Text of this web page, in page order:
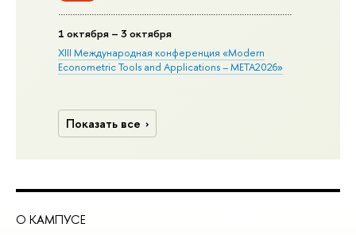
1 октября – 3 октября
XIII Международная конференция «Modern
Econometric Tools and Applications – META2026»
Показать все
О КАМПУСЕ